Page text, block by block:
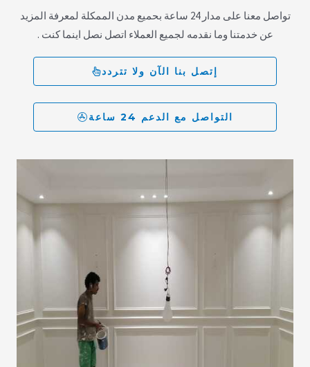
تواصل معنا على مدار 24 ساعة بحميع مدن الممكلة لمعرفة المزيد
عن خدمتنا وما نقدمه لجميع العملاء اتصل نصل اينما كنت .
إتصل بنا الآن ولا تتردد
التواصل مع الدعم 24 ساعة